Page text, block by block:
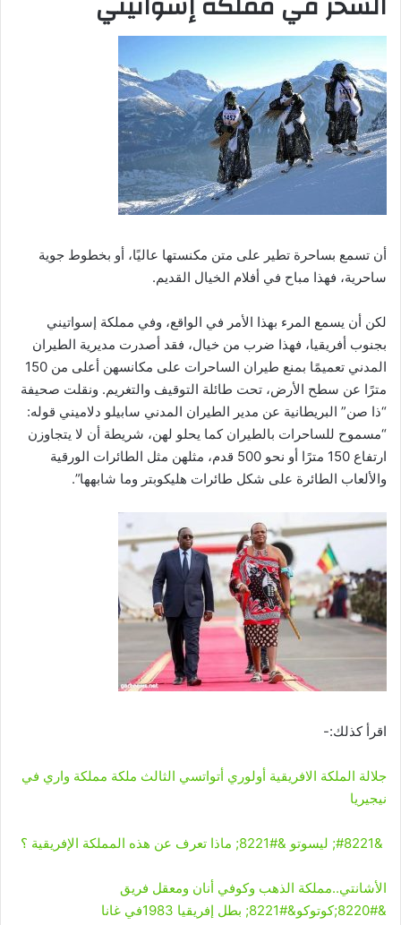
أن تسمع بساحرة تطير على متن مكنستها عاليًا، أو بخطوط جوية
ساحرية، فهذا مباح في أفلام الخيال القديم.
لكن أن يسمع المرء بهذا الأمر في الواقع، وفي مملكة إسواتيني
بجنوب أفريقيا، فهذا ضرب من خيال، فقد أصدرت مديرية الطيران
المدني تعميمًا بمنع طيران الساحرات على مكانسهن أعلى من 150
مترًا عن سطح الأرض، تحت طائلة التوقيف والتغريم. ونقلت صحيفة
“ذا صن” البريطانية عن مدير الطيران المدني سابيلو دلاميني قوله:
“مسموح للساحرات بالطيران كما يحلو لهن، شريطة أن لا يتجاوزن
ارتفاع 150 مترًا أو نحو 500 قدم، مثلهن مثل الطائرات الورقية
والألعاب الطائرة على شكل طائرات هليكوبتر وما شابهها”.
اقرأ كذلك:-
جلالة الملكة الافريقية أولوري أتواتسي الثالث ملكة مملكة واري في
نيجيريا
&#8221; ليسوتو &#8221; ماذا تعرف عن هذه المملكة الإفريقية ؟
الأشانتي..مملكة الذهب وكوفي أنان ومعقل فريق
&#8220;كوتوكو&#8221; بطل إفريقيا 1983في غانا